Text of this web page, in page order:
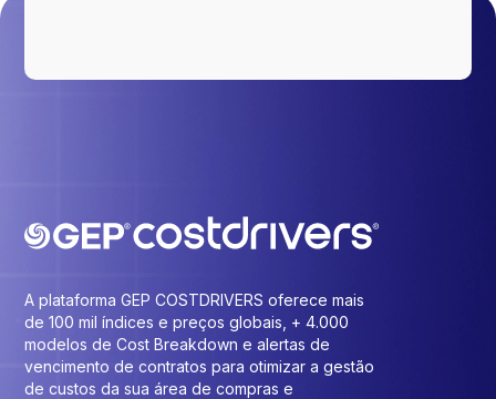
A plataforma GEP COSTDRIVERS oferece mais
de 100 mil índices e preços globais, + 4.000
modelos de Cost Breakdown e alertas de
vencimento de contratos para otimizar a gestão
de custos da sua área de compras e